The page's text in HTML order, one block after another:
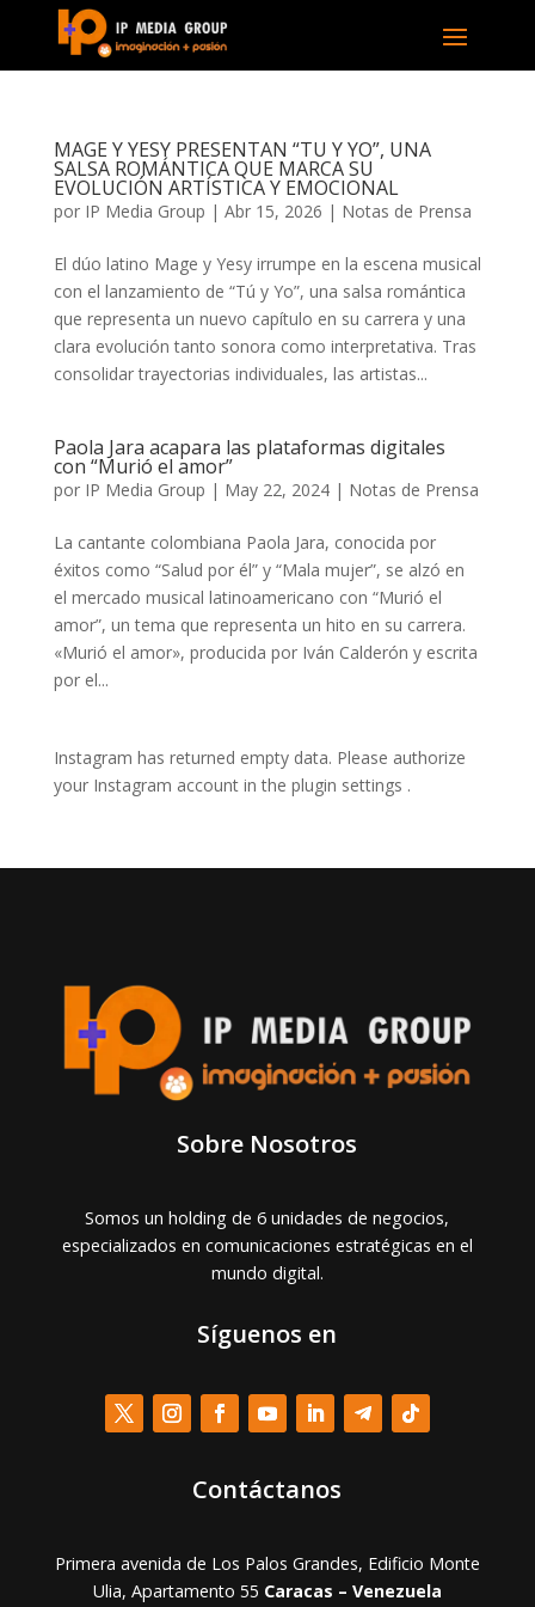
MAGE Y YESY PRESENTAN “TU Y YO”, UNA
SALSA ROMÁNTICA QUE MARCA SU
EVOLUCIÓN ARTÍSTICA Y EMOCIONAL
por IP Media Group | Abr 15, 2026 | Notas de Prensa
El dúo latino Mage y Yesy irrumpe en la escena musical
con el lanzamiento de “Tú y Yo”, una salsa romántica
que representa un nuevo capítulo en su carrera y una
clara evolución tanto sonora como interpretativa. Tras
consolidar trayectorias individuales, las artistas...
Paola Jara acapara las plataformas digitales
con “Murió el amor”
por IP Media Group | May 22, 2024| Notas de Prensa
La cantante colombiana Paola Jara, conocida por
éxitos como “Salud por él” y “Mala mujer”, se alzó en
el mercado musical latinoamericano con “Murió el
amor”, un tema que representa un hito en su carrera.
«Murió el amor», producida por Iván Calderón y escrita
por el...
Instagram has returned empty data. Please authorize
your Instagram account in the plugin settings .
Sobre Nosotros
Somos un holding de 6 unidades de negocios,
especializados en comunicaciones estratégicas en el
mundo digital.
Síguenos en
Contáctanos
Primera avenida de Los Palos Grandes, Edificio Monte
Ulia, Apartamento 55 Caracas – Venezuela